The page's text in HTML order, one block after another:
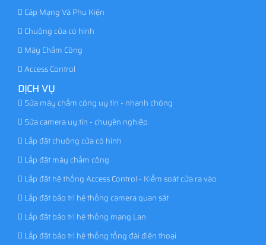
Cáp Mạng Và Phụ Kiện
Chuông cửa có hình
Máy Chấm Công
Access Control
DỊCH VỤ
Sửa máy chấm công uy tín - nhanh chóng
Sửa camera uy tín - chuyên nghiệp
Lắp đặt chuông cửa có hình
Lắp đặt máy chấm công
Lắp đặt hệ thống Access Control - Kiểm soát cửa ra vào
Lắp đặt bảo trì hệ thống camera quan sát
Lắp đặt bảo trì hệ thống mạng Lan
Lắp đặt bảo trì hệ thống tổng đài điện thoại